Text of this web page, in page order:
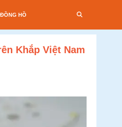
ĐỒNG HỒ
Khắp Việt Nam